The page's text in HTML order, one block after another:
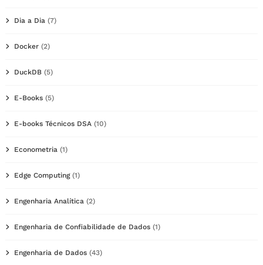
Dia a Dia (7)
Docker (2)
DuckDB (5)
E-Books (5)
E-books Técnicos DSA (10)
Econometria (1)
Edge Computing(1)
Engenharia Analítica (2)
Engenharia de Confiabilidade de Dados (1)
Engenharia de Dados (43)